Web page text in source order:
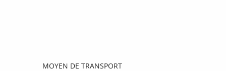
MOYEN DE TRANSPORT